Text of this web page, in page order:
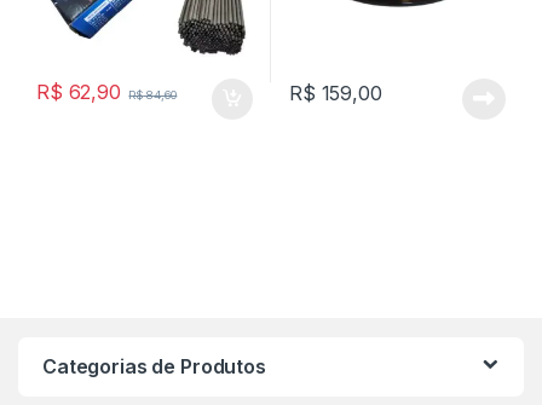
R$ 62,90 R$84,60 R$ 159,00
Categorias de Produtos